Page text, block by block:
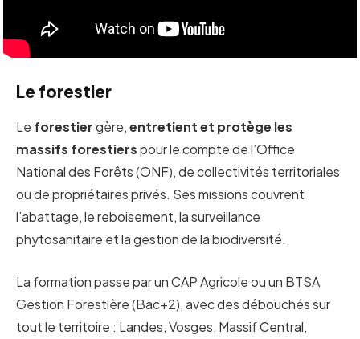
Le forestier
Le forestiergère,entretient et protège les
massifs forestierspour le compte de l’Office
National des Forêts (ONF), de collectivités territoriales
ou de propriétaires privés. Ses missions couvrent
l’abattage, le reboisement, la surveillance
phytosanitaire et la gestion de la biodiversité.
La formation passe par un CAP Agricole ou un BTSA
Gestion Forestière (Bac+2), avec des débouchés sur
tout le territoire : Landes, Vosges, Massif Central,